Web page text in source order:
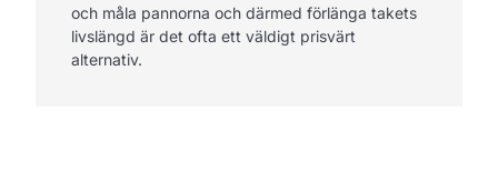
och måla pannorna och därmed förlänga takets
livslängd är det ofta ett väldigt prisvärt
alternativ.